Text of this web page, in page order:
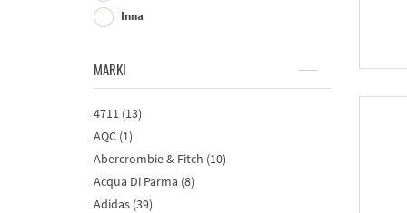
Inna
MARKI
4711 (13)
AQC (1)
Abercrombie & Fitch (10)
Acqua Di Parma (8)
Adidas (39)